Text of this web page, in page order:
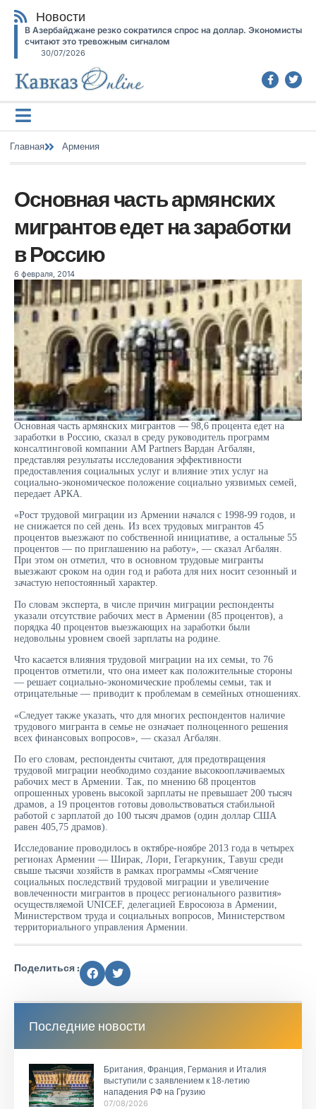
Новости
В Азербайджане резко сократился спрос на доллар. Экономисты
считают это тревожным сигналом
30/07/2026
Главная Армения
Основная часть армянских
мигрантов едет на заработки
в Россию
6 февраля, 2014
Основная часть армянских мигрантов — 98,6 процента едет на
заработки в Россию, сказал в среду руководитель программ
консалтинговой компании AM Partners Вардан Агбалян,
представляя результаты исследования эффективности
предоставления социальных услуг и влияние этих услуг на
социально-экономическое положение социально уязвимых семей,
передает АРКА.
«Рост трудовой миграции из Армении начался с 1998-99 годов, и
не снижается по сей день. Из всех трудовых мигрантов 45
процентов выезжают по собственной инициативе, а остальные 55
процентов — по приглашению на работу», — сказал Агбалян.
При этом он отметил, что в основном трудовые мигранты
выезжают сроком на один год и работа для них носит сезонный и
зачастую непостоянный характер.
По словам эксперта, в числе причин миграции респонденты
указали отсутствие рабочих мест в Армении (85 процентов), а
порядка 40 процентов выезжающих на заработки были
недовольны уровнем своей зарплаты на родине.
Что касается влияния трудовой миграции на их семьи, то 76
процентов отметили, что она имеет как положительные стороны
— решает социально-экономические проблемы семьи, так и
отрицательные — приводит к проблемам в семейных отношениях.
«Следует также указать, что для многих респондентов наличие
трудового мигранта в семье не означает полноценного решения
всех финансовых вопросов», — сказал Агбалян.
По его словам, респонденты считают, для предотвращения
трудовой миграции необходимо создание высокооплачиваемых
рабочих мест в Армении. Так, по мнению 68 процентов
опрошенных уровень высокой зарплаты не превышает 200 тысяч
драмов, а 19 процентов готовы довольствоваться стабильной
работой с зарплатой до 100 тысяч драмов (один доллар США
равен 405,75 драмов).
Исследование проводилось в октябре-ноябре 2013 года в четырех
регионах Армении — Ширак, Лори, Гегаркуник, Тавуш среди
свыше тысячи хозяйств в рамках программы «Смягчение
социальных последствий трудовой миграции и увеличение
вовлеченности мигрантов в процесс регионального развития»
осуществляемой UNICEF, делегацией Евросоюза в Армении,
Министерством труда и социальных вопросов, Министерством
территориального управления Армении.
Поделиться :
Последние новости
Британия, Франция, Германия и Италия
выступили с заявлением к 18-летию
нападения РФ на Грузию
07/08/2026